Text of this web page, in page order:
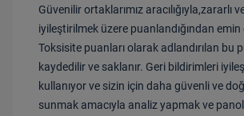
Güvenilir ortaklarımız aracılığıyla,zararlı
iyileştirilmek üzere puanlandığından
Toksisite puanları olarak adlandırılan bu
kaydedilir ve saklanır. Geri bildirimleri
kullanıyor ve sizin için daha güvenli ve
sunmak amacıyla analiz yapmak ve